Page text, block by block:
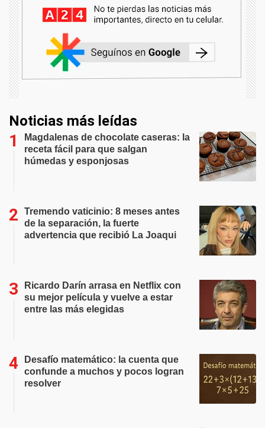
Noticias más leídas
Magdalenas de chocolate caseras: la
receta fácil para que salgan
húmedas y esponjosas
Tremendo vaticinio: 8 meses antes
de la separación, la fuerte
advertencia que recibió La Joaqui
Ricardo Darín arrasa en Netflix con
su mejor película y vuelve a estar
entre las más elegidas
Desafío matemático: la cuenta que
confunde a muchos y pocos logran
resolver